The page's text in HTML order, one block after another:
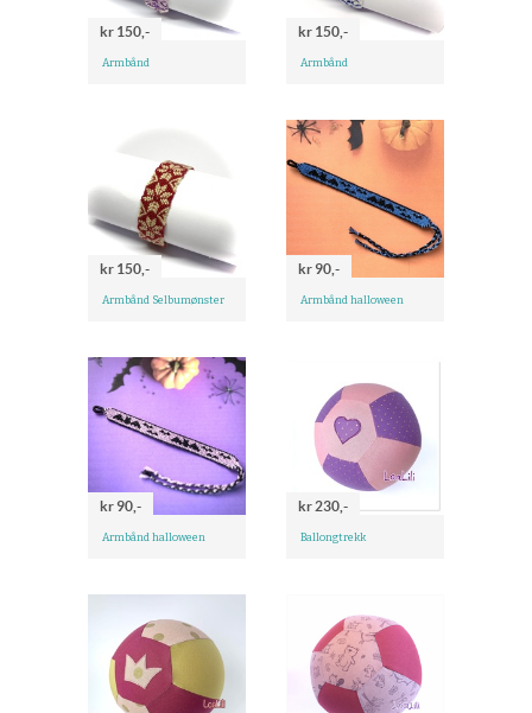
kr 150,-
Armbånd
kr 150,-
Armbånd
kr 150,-
Armbånd Selbumønster
kr 90,-
Armbånd halloween
kr 90,-
Armbånd halloween
kr 230,-
Ballongtrekk